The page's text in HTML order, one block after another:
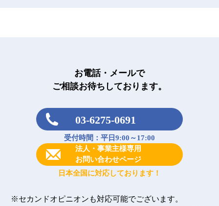
お電話・メールで
ご相談お待ちしております。
03-6275-0691
受付時間：平日9:00～17:00
法人・事業主様専用
お問い合わせページ
日本全国に対応しております！
※セカンドオピニオンも対応可能でございます。